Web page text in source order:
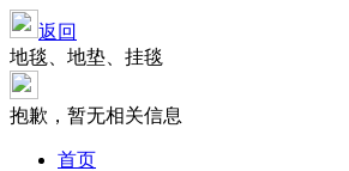
返回
地毯、地垫、挂毯
抱歉，暂无相关信息
首页